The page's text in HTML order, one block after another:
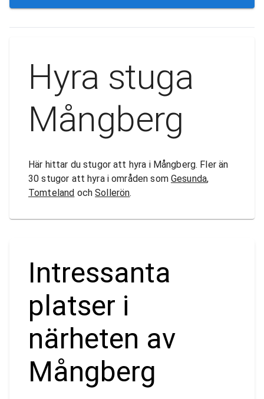
Hyra stuga
Mångberg
Här hittar du stugor att hyra i Mångberg. Fler än
30 stugor att hyra i områden som Gesunda,
Tomteland ochSollerön.
Intressanta
platser i
närheten av
Mångberg